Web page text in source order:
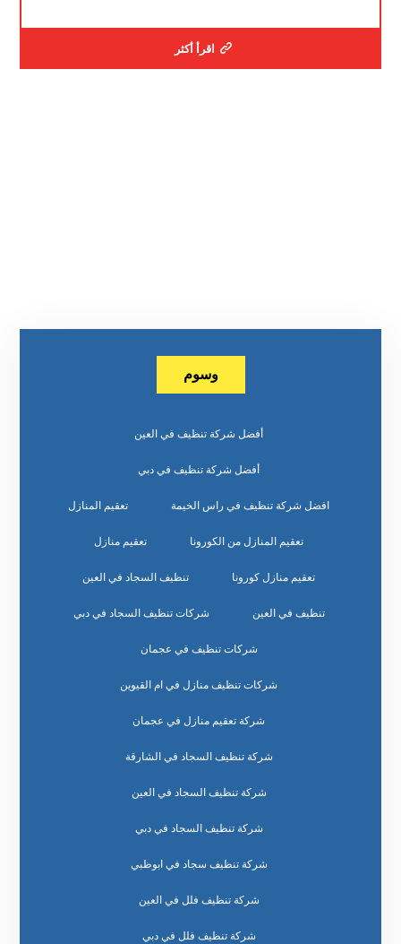
اقرأ أكثر
وسوم
أفضل شركة تنظيف في العين
أفضل شركة تنظيف في دبي
افضل شركة تنظيف في راس الخيمة تعقيم المنازل
تعقيم المنازل من الكورونا تعقيم منازل
تعقيم منازل كورونا تنظيف السجاد في العين
تنظيف في العين شركات تنظيف السجاد في دبي
شركات تنظيف في عجمان
شركات تنظيف منازل في ام القيوين
شركة تعقيم منازل في عجمان
شركة تنظيف السجاد في الشارقة
شركة تنظيف السجاد في العين
شركة تنظيف السجاد في دبي
شركة تنظيف سجاد في ابوظبي
شركة تنظيف فلل في العين
شركة تنظيف فلل في دبي